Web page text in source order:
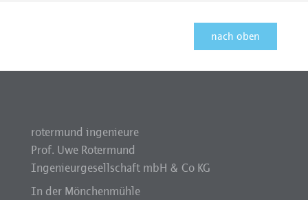
nach oben
rotermund ingenieure
Prof. Uwe Rotermund
Ingenieurgesellschaft mbH & Co KG
In der Mönchenmühle